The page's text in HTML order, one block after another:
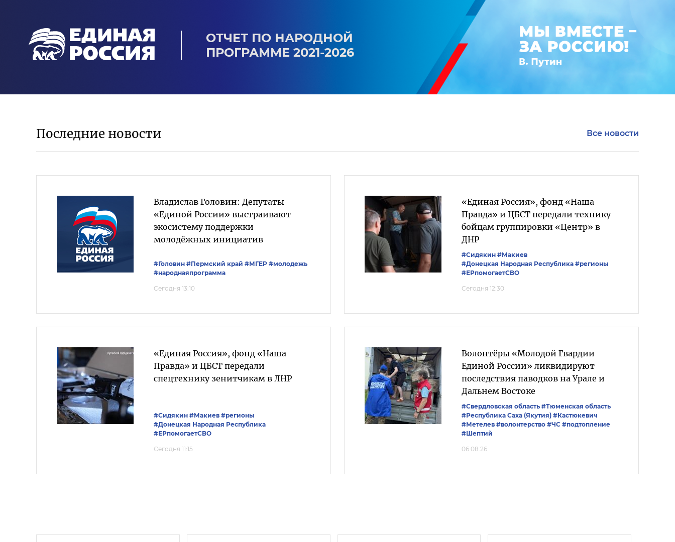
ОТЧЕТ ПО НАРОДНОЙ
ПРОГРАММЕ 2021-2026
Последние новости Все новости
Владислав Головин: Депутаты
«Единой России» выстраивают
экосистему поддержки
молодёжных инициатив
#Головин #Пермский край #‎МГЕР‬ #молодежь
#народнаяпрограмма
Сегодня 13:10
«Единая Россия», фонд «Наша
Правда» и ЦБСТ передали технику
бойцам группировки «Центр» в
ДНР
#Сидякин #Макиев
#Донецкая Народная Республика #регионы
#ЕРпомогаетСВО
Сегодня 12:30
«Единая Россия», фонд «Наша
Правда» и ЦБСТ передали
спецтехнику зенитчикам в ЛНР
#Сидякин #Макиев #регионы
#Донецкая Народная Республика
#ЕРпомогаетСВО
Сегодня 11:15
Волонтёры «Молодой Гвардии
Единой России» ликвидируют
последствия паводков на Урале и
Дальнем Востоке
#Свердловская область #Тюменская область
#Республика Саха (Якутия) #Кастюкевич
#Метелев #волонтерство #ЧС #подтопление
#Шептий
06.08.26